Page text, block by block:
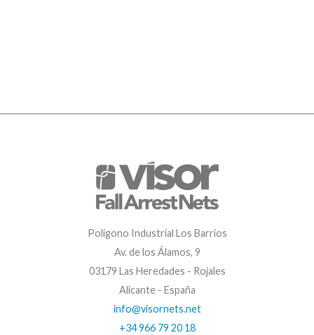
Polígono Industrial Los Barrios
Av. de los Álamos, 9
03179 Las Heredades - Rojales
Alicante - España
info@visornets.net
+34 966 79 20 18